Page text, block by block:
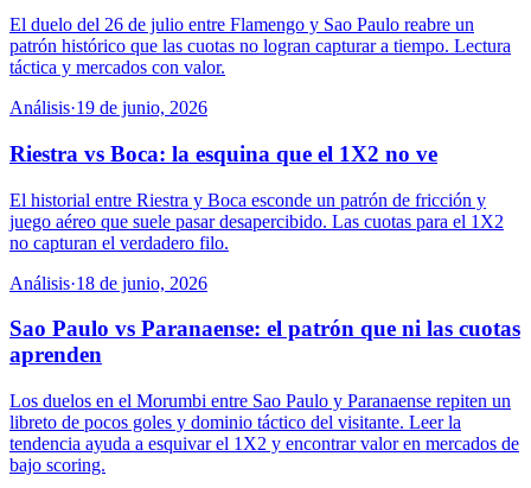
El duelo del 26 de julio entre Flamengo y Sao Paulo reabre un
patrón histórico que las cuotas no logran capturar a tiempo. Lectura
táctica y mercados con valor.
Análisis·19 de junio, 2026
Riestra vs Boca: la esquina que el 1X2 no ve
El historial entre Riestra y Boca esconde un patrón de fricción y
juego aéreo que suele pasar desapercibido. Las cuotas para el 1X2
no capturan el verdadero filo.
Análisis·18 de junio, 2026
Sao Paulo vs Paranaense: el patrón que ni las cuotas
aprenden
Los duelos en el Morumbi entre Sao Paulo y Paranaense repiten un
libreto de pocos goles y dominio táctico del visitante. Leer la
tendencia ayuda a esquivar el 1X2 y encontrar valor en mercados de
bajo scoring.